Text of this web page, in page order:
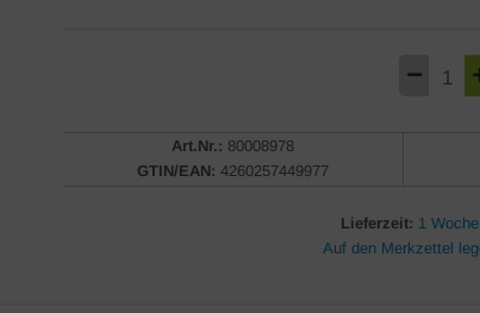
Art.Nr.: 80008978
GTIN/EAN: 4260257449977
Lieferzeit: 1 Woche